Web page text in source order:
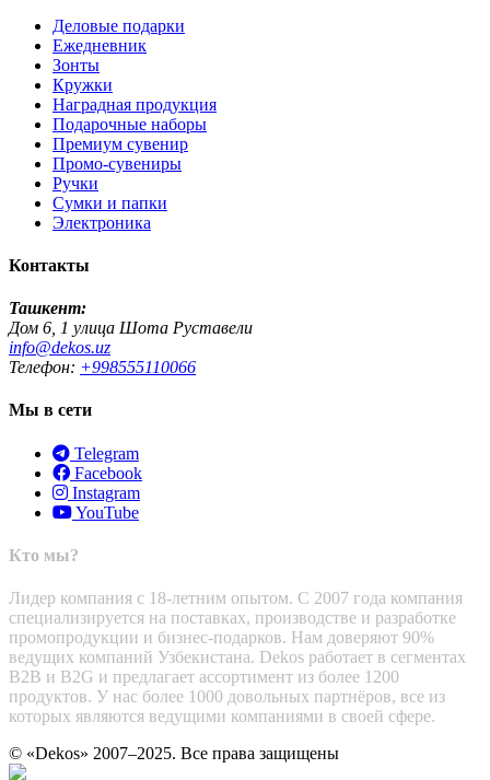
Деловые подарки
Ежедневник
Зонты
Кружки
Наградная продукция
Подарочные наборы
Премиум сувенир
Промо-сувениры
Ручки
Сумки и папки
Электроника
Контакты
Ташкент:
Дом 6, 1 улица Шота Руставели
info@dekos.uz
Телефон: +998555110066
Мы в сети
Telegram
Facebook
Instagram
YouTube
Кто мы?
Лидер компания с 18-летним опытом. С 2007 года компания
специализируется на поставках, производстве и разработке
промопродукции и бизнес-подарков. Нам доверяют 90%
ведущих компаний Узбекистана. Dekos работает в сегментах
B2B и B2G и предлагает ассортимент из более 1200
продуктов. У нас более 1000 довольных партнёров, все из
которых являются ведущими компаниями в своей сфере.
© «Dekos» 2007–2025. Все права защищены